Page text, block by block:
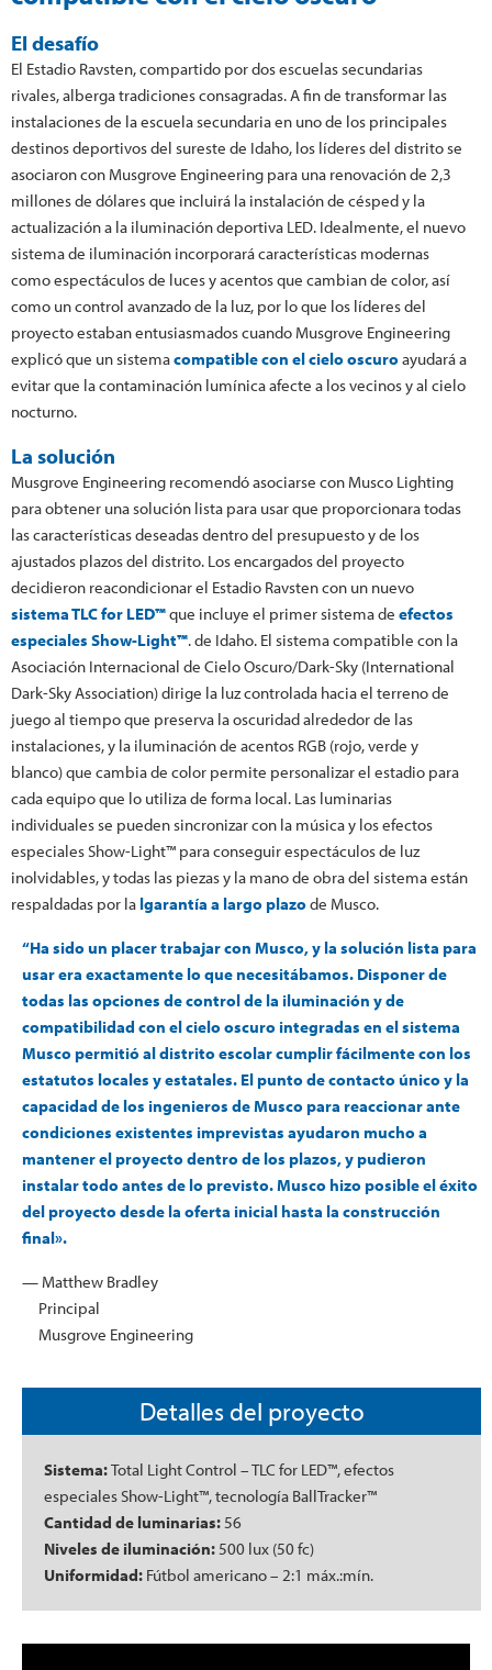
El desafío
El Estadio Ravsten, compartido por dos escuelas secundarias
rivales, alberga tradiciones consagradas. A fin de transformar las
instalaciones de la escuela secundaria en uno de los principales
destinos deportivos del sureste de Idaho, los líderes del distrito se
asociaron con Musgrove Engineering para una renovación de 2,3
millones de dólares que incluirá la instalación de césped y la
actualización a la iluminación deportiva LED. Idealmente, el nuevo
sistema de iluminación incorporará características modernas
como espectáculos de luces y acentos que cambian de color, así
como un control avanzado de la luz, por lo que los líderes del
proyecto estaban entusiasmados cuando Musgrove Engineering
explicó que un sistemacompatible con el cielo oscuroayudará a
evitar que la contaminación lumínica afecte a los vecinos y al cielo
nocturno.
La solución
Musgrove Engineering recomendó asociarse con Musco Lighting
para obtener una solución lista para usar que proporcionara todas
las características deseadas dentro del presupuesto y de los
ajustados plazos del distrito. Los encargados del proyecto
decidieron reacondicionar el Estadio Ravsten con un nuevo
sistema TLC for LED™que incluye el primer sistema de efectos
especiales Show-Light™. de Idaho. El sistema compatible con la
Asociación Internacional de Cielo Oscuro/Dark-Sky (International
Dark-Sky Association) dirige la luz controlada hacia el terreno de
juego al tiempo que preserva la oscuridad alrededor de las
instalaciones, y la iluminación de acentos RGB (rojo, verde y
blanco) que cambia de color permite personalizar el estadio para
cada equipo que lo utiliza de forma local. Las luminarias
individuales se pueden sincronizar con la música y los efectos
especiales Show-Light™ para conseguir espectáculos de luz
inolvidables, y todas las piezas y la mano de obra del sistema están
respaldadas por la lgarantía a largo plazode Musco.
“Ha sido un placer trabajar con Musco, y la solución lista para
usar era exactamente lo que necesitábamos. Disponer de
todas las opciones de control de la iluminación y de
compatibilidad con el cielo oscuro integradas en el sistema
Musco permitió al distrito escolar cumplir fácilmente con los
estatutos locales y estatales. El punto de contacto único y la
capacidad de los ingenieros de Musco para reaccionar ante
condiciones existentes imprevistas ayudaron mucho a
mantener el proyecto dentro de los plazos, y pudieron
instalar todo antes de lo previsto. Musco hizo posible el éxito
del proyecto desde la oferta inicial hasta la construcción
final».
— Matthew Bradley
Principal
Musgrove Engineering
Detalles del proyecto
Sistema:Total Light Control – TLC for LED™, efectos
especiales Show-Light™, tecnología BallTracker™
Cantidad de luminarias:56
Niveles de iluminación:500 lux (50 fc)
Uniformidad: Fútbol americano – 2:1 máx.:mín.